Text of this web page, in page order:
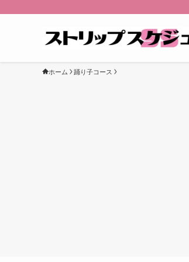
ホーム 踊り子コース